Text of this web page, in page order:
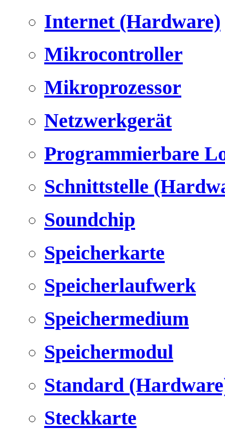
Internet (Hardware)
Mikrocontroller
Mikroprozessor
Netzwerkgerät
Programmierbare
Schnittstelle
Soundchip
Speicherkarte
Speicherlaufwerk
Speichermedium
Speichermodul
Standard
Steckkarte